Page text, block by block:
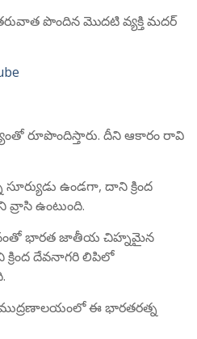
పొందిన మొదటి వ్యక్తి మదర్
రూపొందిస్తారు. దీని ఆకారం రావి
ఉండగా, దాని క్రింద
ఉంటుంది.
భారత జాతీయ చిహ్నమైన
క్రింద దేవనాగరి లిపిలో
ముద్రణాలయంలో ఈ భారతరత్న